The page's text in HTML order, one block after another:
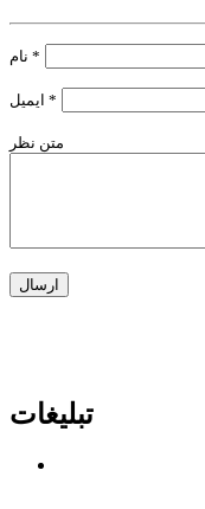
*
*
متن نظر
تبلیغات